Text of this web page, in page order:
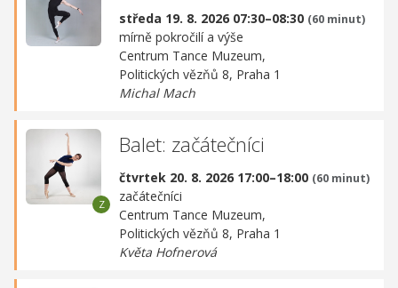
středa 19. 8. 2026 07:30–08:30 (60 minut)
mírně pokročilí a výše
Centrum Tance Muzeum,
Politických vězňů 8, Praha 1
Michal Mach
Balet: začátečníci
čtvrtek 20. 8. 2026 17:00–18:00 (60 minut)
začátečníci
Centrum Tance Muzeum,
Politických vězňů 8, Praha 1
Květa Hofnerová